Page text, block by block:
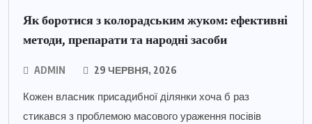
Як боротися з колорадським жуком: ефективні
методи, препарати та народні засоби
ADMIN 29 ЧЕРВНЯ, 2026
Кожен власник присадибної ділянки хоча б раз
стикався з проблемою масового ураження посівів